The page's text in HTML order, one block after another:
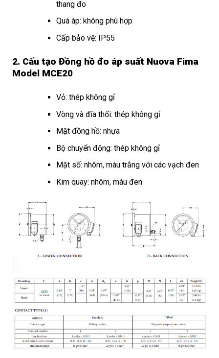
thang đo
Quá áp: không phù hợp
Cấp bảo vệ: IP55
2. Cấu tạo Đồng hồ đo áp suất Nuova Fima
Model MCE20
Vỏ: thép không gỉ
Vòng và đĩa thổi: thép không gỉ
Mặt đồng hồ: nhựa
Bộ chuyển động: thép không gỉ
Mặt số: nhôm, màu trắng với các vạch đen
Kim quay: nhôm, màu đen